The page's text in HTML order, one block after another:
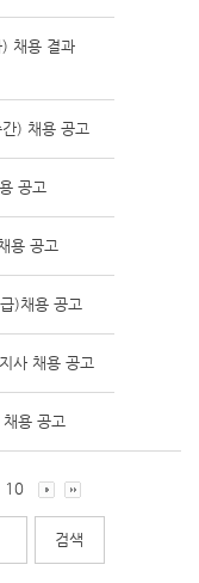
채용 결과
) 채용 공고
공고
용 공고
)채용 공고
사 채용 공고
용 공고
10